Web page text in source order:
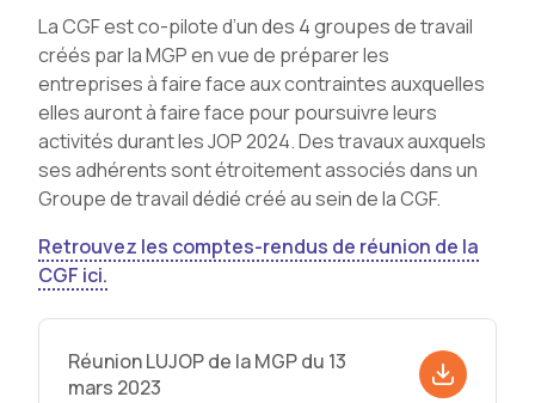
La CGF est co-pilote d’un des 4 groupes de travail
créés par la MGP en vue de préparer les
entreprises à faire face aux contraintes auxquelles
elles auront à faire face pour poursuivre leurs
activités durant les JOP 2024. Des travaux auxquels
ses adhérents sont étroitement associés dans un
Groupe de travail dédié créé au sein de la CGF.
Retrouvez les comptes-rendus de réunion de la
CGF ici.
Réunion LUJOP de la MGP du 13
mars 2023